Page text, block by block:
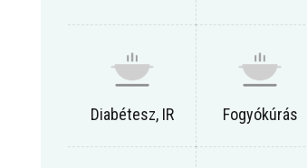
Diabétesz, IR Fogyókúrás